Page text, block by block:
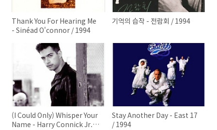
Thank You For Hearing Me
- Sinéad O'connor / 1994
기억의 습작 - 전람회 / 1994
(I Could Only) Whisper Your
Name - Harry Connick Jr. /
Stay Another Day - East 17
/ 1994